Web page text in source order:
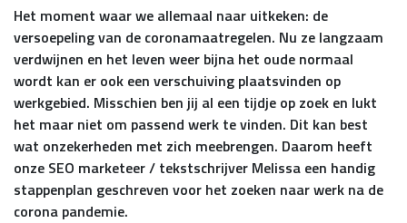
Het moment waar we allemaal naar uitkeken: de
versoepeling van de coronamaatregelen. Nu ze langzaam
verdwijnen en het leven weer bijna het oude normaal
wordt kan er ook een verschuiving plaatsvinden op
werkgebied. Misschien ben jij al een tijdje op zoek en lukt
het maar niet om passend werk te vinden. Dit kan best
wat onzekerheden met zich meebrengen. Daarom heeft
onze SEO marketeer / tekstschrijver Melissa een handig
stappenplan geschreven voor het zoeken naar werk na de
corona pandemie.